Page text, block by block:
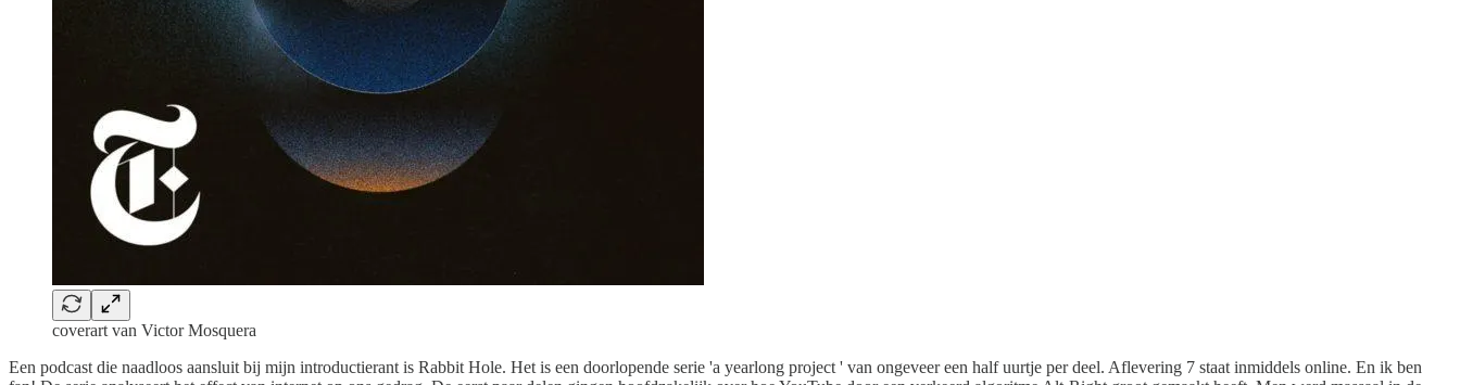
coverart van Victor Mosquera
Een podcast die naadloos aansluit bij mijn introductierant is Rabbit Hole. Het is een doorlopende serie 'a yearlong project ' van ongeveer een half uurtje per deel. Aflevering 7 staat inmiddels online. En ik ben